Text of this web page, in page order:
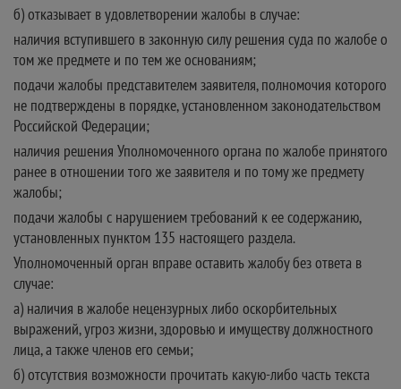
б) отказывает в удовлетворении жалобы в случае:
наличия вступившего в законную силу решения суда по жалобе о
том же предмете и по тем же основаниям;
подачи жалобы представителем заявителя, полномочия которого
не подтверждены в порядке, установленном законодательством
Российской Федерации;
наличия решения Уполномоченного органа по жалобе принятого
ранее в отношении того же заявителя и по тому же предмету
жалобы;
подачи жалобы с нарушением требований к ее содержанию,
установленных пунктом 135 настоящего раздела.
Уполномоченный орган вправе оставить жалобу без ответа в
случае:
а) наличия в жалобе нецензурных либо оскорбительных
выражений, угроз жизни, здоровью и имуществу должностного
лица, а также членов его семьи;
б) отсутствия возможности прочитать какую-либо часть текста